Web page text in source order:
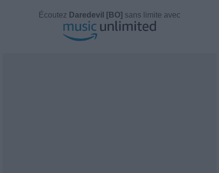
Écoutez Daredevil [BO] sans limite avec